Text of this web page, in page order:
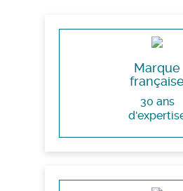
Marque
30 ans